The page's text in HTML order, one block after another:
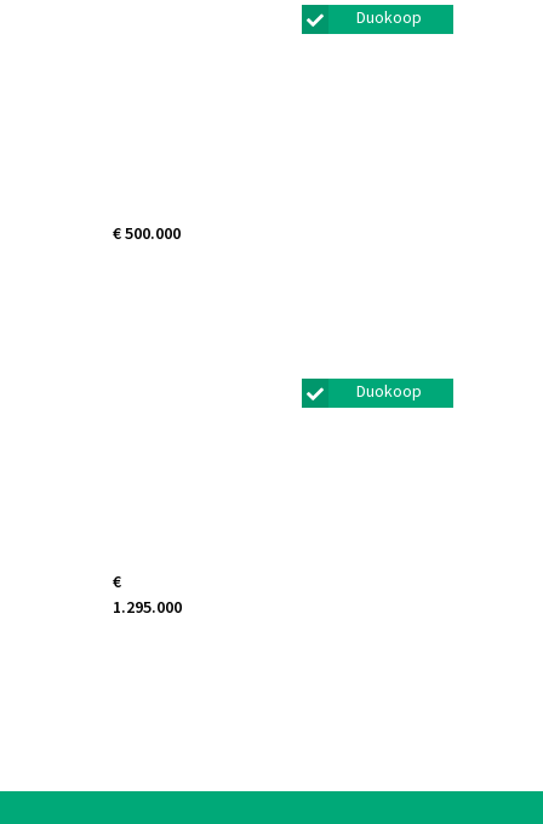
€ 500.000
Duokoop
€
1.295.000
Duokoop